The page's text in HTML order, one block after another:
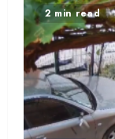
2 min read